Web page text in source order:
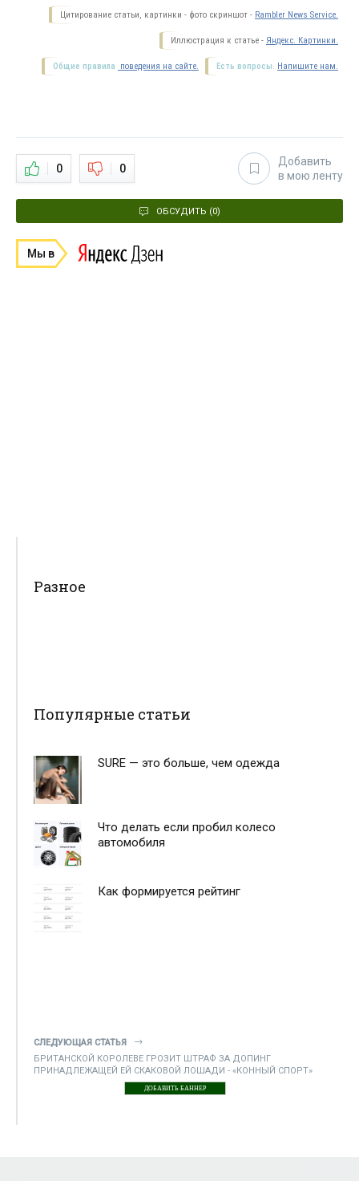
Цитирование статьи, картинки - фото скриншот - Rambler News Service.
Иллюстрация к статье - Яндекс. Картинки.
Есть вопросы. Напишите нам.
Общие правила поведения на сайте.
0 0
Добавить
в мою ленту
ОБСУДИТЬ (0)
Мы в
Разное
Популярные статьи
SURE — это больше, чем одежда
Что делать если пробил колесо
автомобиля
Как формируется рейтинг
СЛЕДУЮЩАЯ СТАТЬЯ
БРИТАНСКОЙ КОРОЛЕВЕ ГРОЗИТ ШТРАФ ЗА ДОПИНГ
ПРИНАДЛЕЖАЩЕЙ ЕЙ СКАКОВОЙ ЛОШАДИ - «КОННЫЙ СПОРТ»
ДОБАВИТЬ БАННЕР